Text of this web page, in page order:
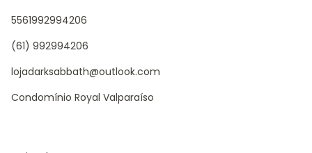
5561992994206
(61) 992994206
lojadarksabbath@outlook.com
Condomínio Royal Valparaíso